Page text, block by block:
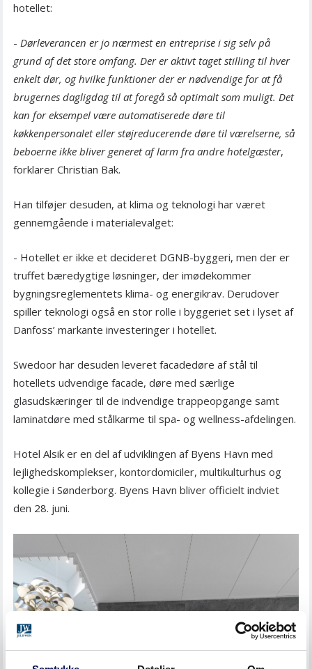
hotellet:
- Dørleverancen er jo nærmest en entreprise i sig selv på
grund af det store omfang. Der er aktivt taget stilling til hver
enkelt dør, og hvilke funktioner der er nødvendige for at få
brugernes dagligdag til at foregå så optimalt som muligt. Det
kan for eksempel være automatiserede døre til
køkkenpersonalet eller støjreducerende døre til værelserne, så
beboerne ikke bliver generet af larm fra andre hotelgæster,
forklarer Christian Bak.
Han tilføjer desuden, at klima og teknologi har været
gennemgående i materialevalget:
- Hotellet er ikke et decideret DGNB-byggeri, men der er
truffet bæredygtige løsninger, der imødekommer
bygningsreglementets klima- og energikrav. Derudover
spiller teknologi også en stor rolle i byggeriet set i lyset af
Danfoss’ markante investeringer i hotellet.
Swedoor har desuden leveret facadedøre af stål til
hotellets udvendige facade, døre med særlige
glasudskæringer til de indvendige trappeopgange samt
laminatdøre med stålkarme til spa- og wellness-afdelingen.
Hotel Alsik er en del af udviklingen af Byens Havn med
lejlighedskomplekser, kontordomiciler, multikulturhus og
kollegie i Sønderborg. Byens Havn bliver officielt indviet
den 28. juni.